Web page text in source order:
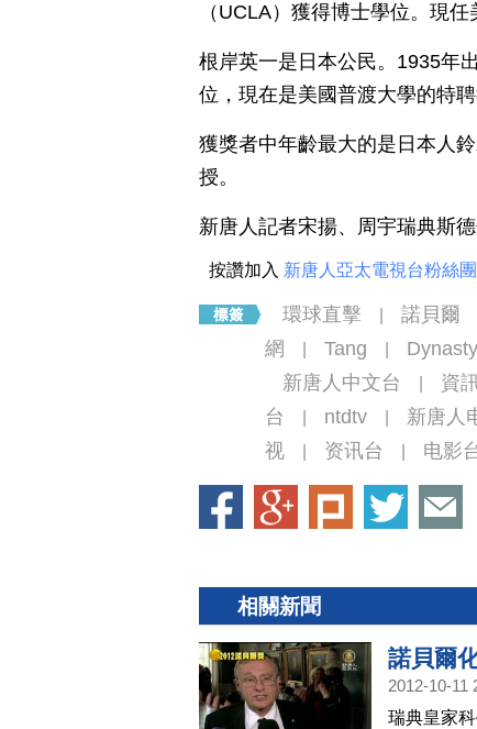
（UCLA）獲得博士學位。現任
根岸英一是日本公民。1935年
位，現在是美國普渡大學的特聘
獲獎者中年齡最大的是日本人
授。
新唐人記者宋揚、周宇瑞典斯
按讚加入 新唐人亞太電視台粉絲團
環球直擊 諾貝爾
網
Tang Dynasty
新唐人中文台 資
台
ntdtv 新唐人
视
资讯台 电影
相關新聞
諾貝爾
2012-10-11
瑞典皇家